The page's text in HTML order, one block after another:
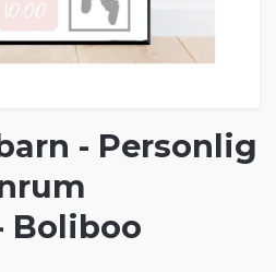
- Personlig
Boliboo